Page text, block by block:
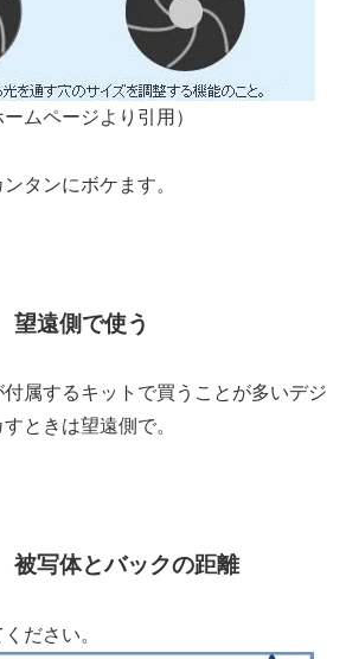
ムページより引用）
タンにボケます。
遠側で使う
属するキットで買うことが多いデジ
ときは望遠側で。
写体とバックの距離
ださい。